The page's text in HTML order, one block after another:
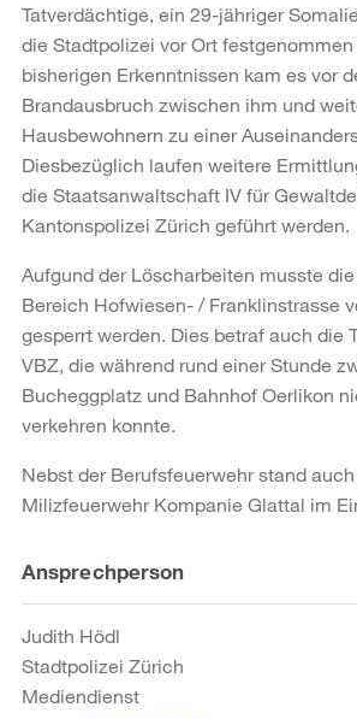
Tatverdächtige, ein 29-jähriger
die Stadtpolizei vor Ort
bisherigen Erkenntnissen kam es vor
Brandausbruch zwischen ihm und
Hausbewohnern zu einer
Diesbezüglich laufen weitere
die Staatsanwaltschaft IV für
Kantonspolizei Zürich geführt werden.
Aufgund der Löscharbeiten musste
Bereich Hofwiesen- / Franklinstrasse
gesperrt werden. Dies betraf auch die
VBZ, die während rund einer Stunde
Bucheggplatz und Bahnhof Oerlikon
verkehren konnte.
Nebst der Berufsfeuerwehr stand
Milizfeuerwehr Kompanie Glattal im
Weitere
Informationen
Ansprechperson
Judith Hödl
Stadtpolizei Zürich
Mediendienst